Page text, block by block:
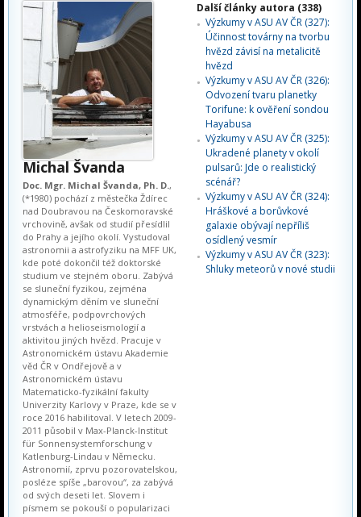
Michal Švanda
Doc. Mgr. Michal Švanda, Ph. D.,
(*1980) pochází z městečka Ždírec
nad Doubravou na Českomoravské
vrchovině, avšak od studií přesídlil
do Prahy a jejího okolí. Vystudoval
astronomii a astrofyziku na MFF UK,
kde poté dokončil též doktorské
studium ve stejném oboru. Zabývá
se sluneční fyzikou, zejména
dynamickým děním ve sluneční
atmosféře, podpovrchových
vrstvách a helioseismologií a
aktivitou jiných hvězd. Pracuje v
Astronomickém ústavu Akademie
věd ČR v Ondřejově a v
Astronomickém ústavu
Matematicko-fyzikální fakulty
Univerzity Karlovy v Praze, kde se v
roce 2016 habilitoval. V letech 2009-
2011 působil v Max-Planck-Institut
für Sonnensystemforschung v
Katlenburg-Lindau v Německu.
Astronomií, zprvu pozorovatelskou,
posléze spíše „barovou“, za zabývá
od svých deseti let. Slovem i
písmem se pokouší o popularizaci
Další články autora (338)
Výzkumy v ASU AV ČR (327):
Účinnost továrny na tvorbu
hvězd závisí na metalicitě
hvězd
Výzkumy v ASU AV ČR (326):
Odvození tvaru planetky
Torifune: k ověření sondou
Hayabusa
Výzkumy v ASU AV ČR (325):
Ukradené planety v okolí
pulsarů: Jde o realistický
scénář?
Výzkumy v ASU AV ČR (324):
Hráškové a borůvkové
galaxie obývají nepříliš
osídlený vesmír
Výzkumy v ASU AV ČR (323):
Shluky meteorů v nové studii